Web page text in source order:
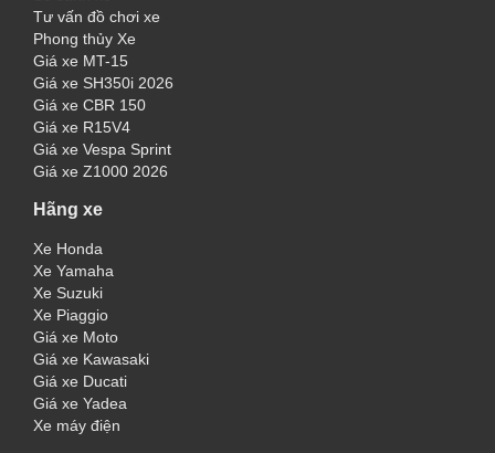
Tư vấn đồ chơi xe
Phong thủy Xe
Giá xe MT-15
Giá xe SH350i 2026
Giá xe CBR 150
Giá xe R15V4
Giá xe Vespa Sprint
Giá xe Z1000 2026
Hãng xe
Xe Honda
Xe Yamaha
Xe Suzuki
Xe Piaggio
Giá xe Moto
Giá xe Kawasaki
Giá xe Ducati
Giá xe Yadea
Xe máy điện